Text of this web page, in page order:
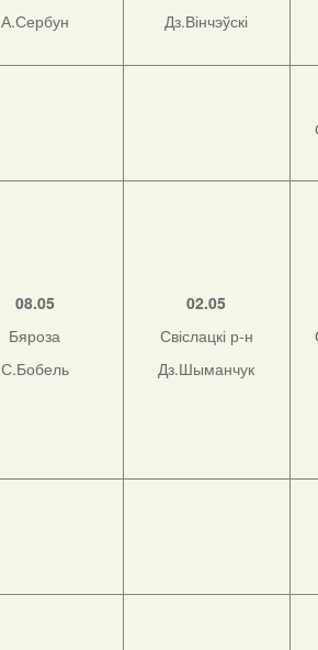
А.Сербун
Дз.Вінчэўскі
08.05
Бяроза
С.Бобель
02.05
Свіслацкі р-н
Дз.Шыманчук